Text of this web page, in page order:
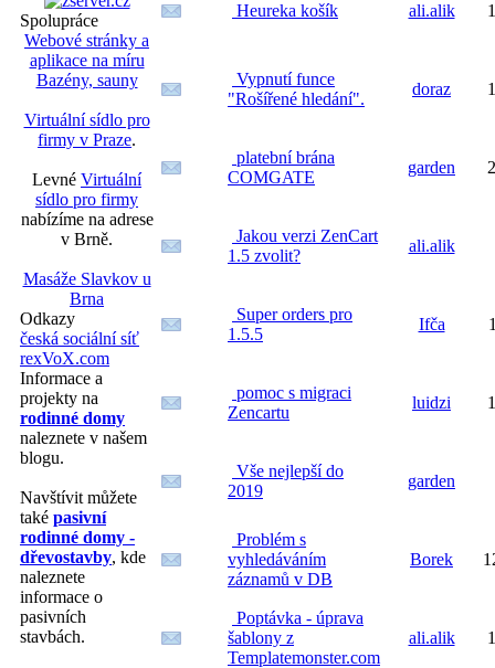
Spolupráce
Webové stránky a
aplikace na míru
Bazény, sauny
Virtuální sídlo pro
firmy v Praze.
Levné Virtuální
sídlo pro firmy
nabízíme na adrese
v Brně.
Masáže Slavkov u
Brna
Odkazy
česká sociální síť
rexVoX.com
Informace a
projekty na
rodinné domy
naleznete v našem
blogu.
Navštívit můžete
také pasivní
rodinné domy -
dřevostavby, kde
naleznete
informace o
pasivních
stavbách.
Heureka košík ali.alik
Vypnutí funce
"Rošířené hledání".
doraz
platební brána
COMGATE
garden
Jakou verzi ZenCart
1.5 zvolit?
ali.alik
Super orders pro
1.5.5
Ifča
pomoc s migraci
Zencartu
luidzi
Vše nejlepší do
2019
garden
Problém s
vyhledáváním
záznamů v DB
Borek
Poptávka - úprava
šablony z
Templatemonster.com
ali.alik